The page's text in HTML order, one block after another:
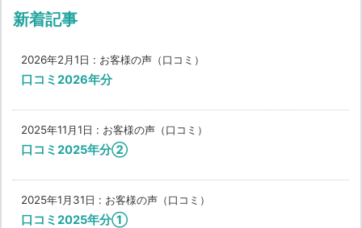
新着記事
2026年2月1日 : お客様の声（口コミ）
口コミ2026年分
2025年11月1日 : お客様の声（口コミ）
口コミ2025年分②
2025年1月31日 : お客様の声（口コミ）
口コミ2025年分①